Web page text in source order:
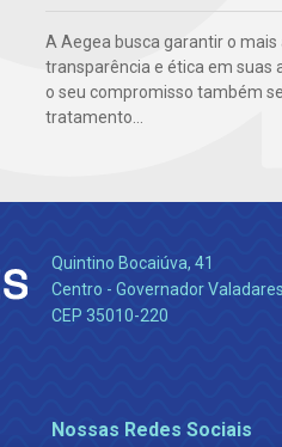
A Aegea busca garantir o mais
transparência e ética em suas
o seu compromisso também
tratamento...
Quintino Bocaiúva, 41
Centro - Governador
CEP 35010-220
Nossas Redes Sociais